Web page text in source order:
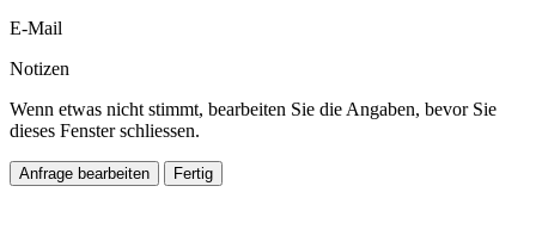
E-Mail
Notizen
Wenn etwas nicht stimmt, bearbeiten Sie die Angaben, bevor Sie
dieses Fenster schliessen.
Anfrage bearbeiten Fertig